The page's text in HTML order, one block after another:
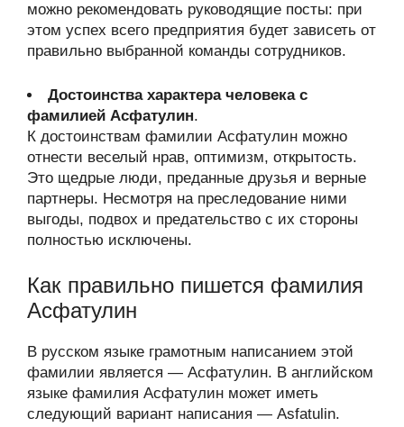
можно рекомендовать руководящие посты: при
этом успех всего предприятия будет зависеть от
правильно выбранной команды сотрудников.
Достоинства характера человека с
фамилией Асфатулин.
К достоинствам фамилии Асфатулин можно
отнести веселый нрав, оптимизм, открытость.
Это щедрые люди, преданные друзья и верные
партнеры. Несмотря на преследование ними
выгоды, подвох и предательство с их стороны
полностью исключены.
Как правильно пишется фамилия
Асфатулин
В русском языке грамотным написанием этой
фамилии является — Асфатулин. В английском
языке фамилия Асфатулин может иметь
следующий вариант написания — Asfatulin.